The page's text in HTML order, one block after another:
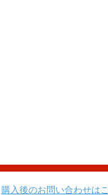
購入後のお問い合わせは